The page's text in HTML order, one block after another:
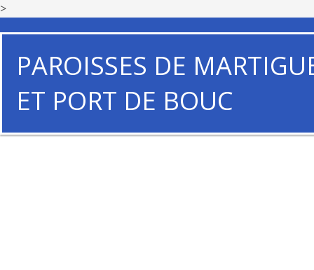
>
PAROISSES DE
ET PORT DE BOUC